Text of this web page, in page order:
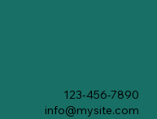
123-456-7890
info@mysite.com